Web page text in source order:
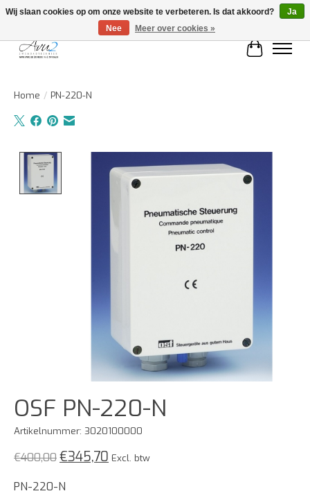
Home / PN-220-N
OSF PN-220-N
Artikelnummer: 3020100000
€400,00€345,70 Excl. btw
PN-220-N
Wij slaan cookies op om onze website te verbeteren. Is dat akkoord?
Ja
Nee
Meer over cookies »